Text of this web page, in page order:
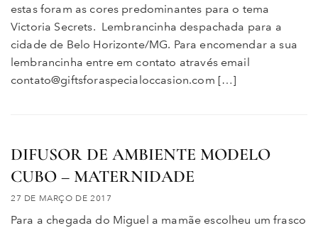
estas foram as cores predominantes para o tema
Victoria Secrets. Lembrancinha despachada para a
cidade de Belo Horizonte/MG. Para encomendar a sua
lembrancinha entre em contato através email
contato@giftsforaspecialoccasion.com […]
DIFUSOR DE AMBIENTE MODELO
CUBO – MATERNIDADE
27 DE MARÇO DE 2017
Para a chegada do Miguel a mamãe escolheu um frasco